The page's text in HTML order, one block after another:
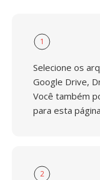
1
Selecione os
Google Drive,
Você também
para esta
2